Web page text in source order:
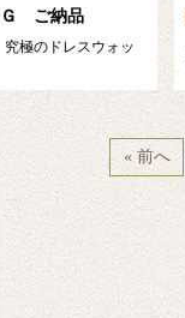
Ｇ ご納品
極のドレスウォッ
« 前へ